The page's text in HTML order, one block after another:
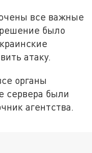
все важные
было
атаку.
органы
сервера были
агентства.